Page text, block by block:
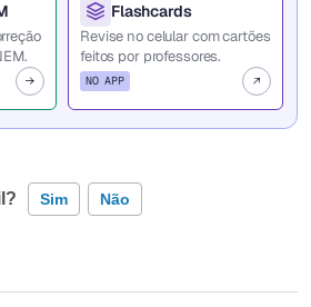
Flashcards
Revise no celular com cartões
feitos por professores.
NO APP
Sim Não
informação incorreta